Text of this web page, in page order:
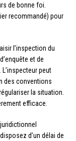
de bonne foi.
recommandé) pour
l’inspection du
et de
peut
des conventions
la situation.
efficace.
d’un délai de